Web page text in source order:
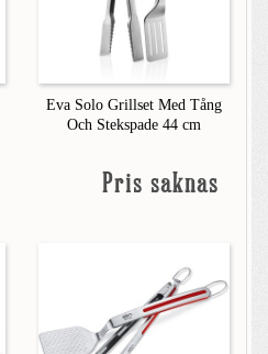
Eva Solo Grillset Med Tång
Och Stekspade 44 cm
Pris saknas